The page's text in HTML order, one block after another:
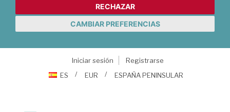
RECHAZAR
CAMBIAR PREFERENCIAS
Iniciar sesión
Registrarse
ES
EUR ESPAÑA PENINSULAR